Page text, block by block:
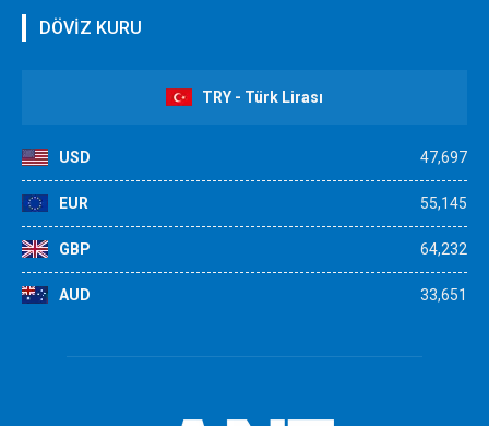
DÖVİZ KURU
TRY - Türk Lirası
USD 47,697
EUR 55,145
GBP 64,232
AUD 33,651